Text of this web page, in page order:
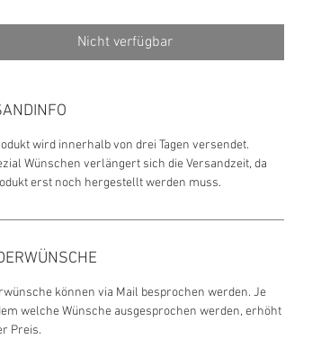
Nicht verfügbar
wird innerhalb von drei Tagen versendet.
Wünschen verlängert sich die Versandzeit, da
erst noch hergestellt werden muss.
können via Mail besprochen werden. Je
welche Wünsche ausgesprochen werden, erhöht
Preis.